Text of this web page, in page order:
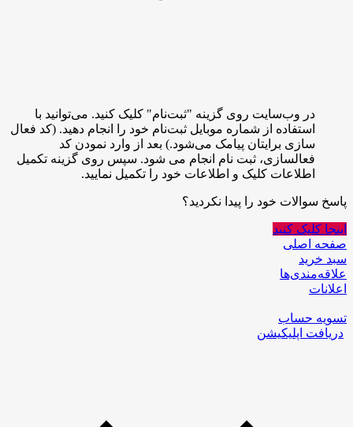
در وب‌سایت روی گزینه "ثبت‌نام" کلیک کنید. می‌توانید با
استفاده از شماره موبایل ثبت‌نام خود را انجام دهید. (کد فعال
سازی برایتان پیامک می‌شود.) بعد از وارد نمودن کد
فعالسازی، ثبت نام انجام می شود. سپس روی گزینه تکمیل
اطلاعات کلیک و اطلاعات خود را تکمیل نمایید.
پاسخ سوالات خود را پیدا نکردید؟
اینجا کلیک کنید
صفحه اصلی
سبد خرید
علاقه‌مندی‌ها
اعلانات
تسویه حساب
دریافت اپلیکیشن